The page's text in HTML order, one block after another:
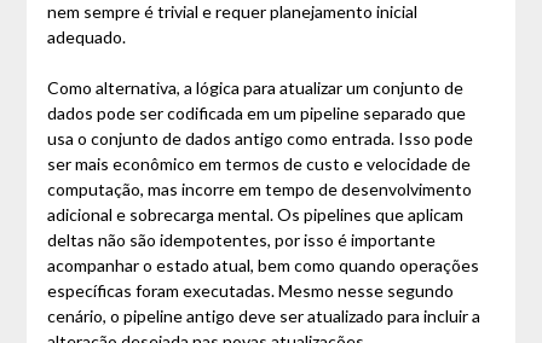
nem sempre é trivial e requer planejamento inicial
adequado.
Como alternativa, a lógica para atualizar um conjunto de
dados pode ser codificada em um pipeline separado que
usa o conjunto de dados antigo como entrada. Isso pode
ser mais econômico em termos de custo e velocidade de
computação, mas incorre em tempo de desenvolvimento
adicional e sobrecarga mental. Os pipelines que aplicam
deltas não são idempotentes, por isso é importante
acompanhar o estado atual, bem como quando operações
específicas foram executadas. Mesmo nesse segundo
cenário, o pipeline antigo deve ser atualizado para incluir a